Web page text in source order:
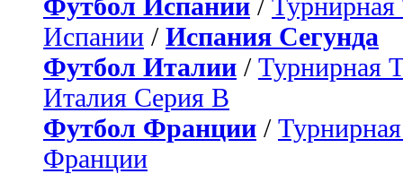
Испании / Испания Сегунда
Футбол Италии / Турнирная
Италия Серия B
Футбол Франции /
Франции